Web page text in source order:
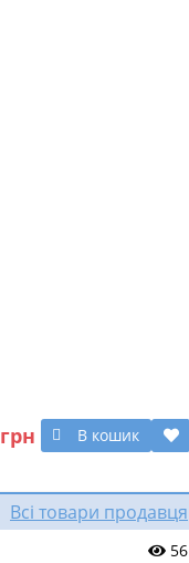
грн В кошик
Всі товари продавця
56